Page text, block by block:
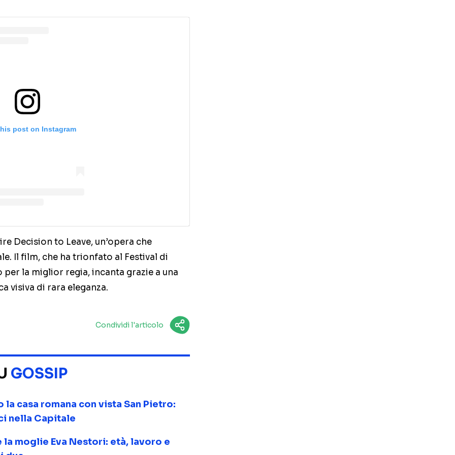
post on Instagram
Decision to Leave, un’opera che
Il film, che ha trionfato al Festival di
la miglior regia, incanta grazie a una
visiva di rara eleganza.
Condividi l'articolo
GOSSIP
casa romana con vista San Pietro:
nella Capitale
moglie Eva Nestori: età, lavoro e